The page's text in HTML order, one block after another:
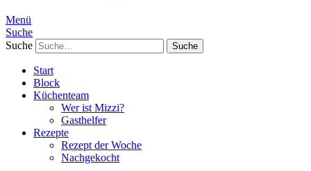
Menü
Suche
Suche
Start
Block
Küchenteam
Wer ist Mizzi?
Gasthelfer
Rezepte
Rezept der Woche
Nachgekocht